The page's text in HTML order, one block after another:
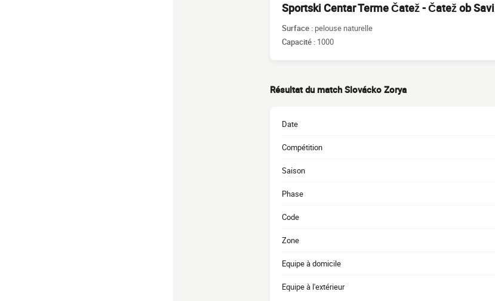
Sportski Centar Terme Čatež - Čatež ob Savi
Surface : pelouse naturelle
Capacité : 1000
Résultat du match Slovácko Zorya
Date
Compétition
Saison
Phase
Code
Zone
Equipe à domicile
Equipe à l'extérieur